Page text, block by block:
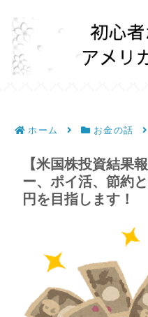
ホーム お金の話
【米国株投資結果
ー、ポイ活、節約
円を目指します！